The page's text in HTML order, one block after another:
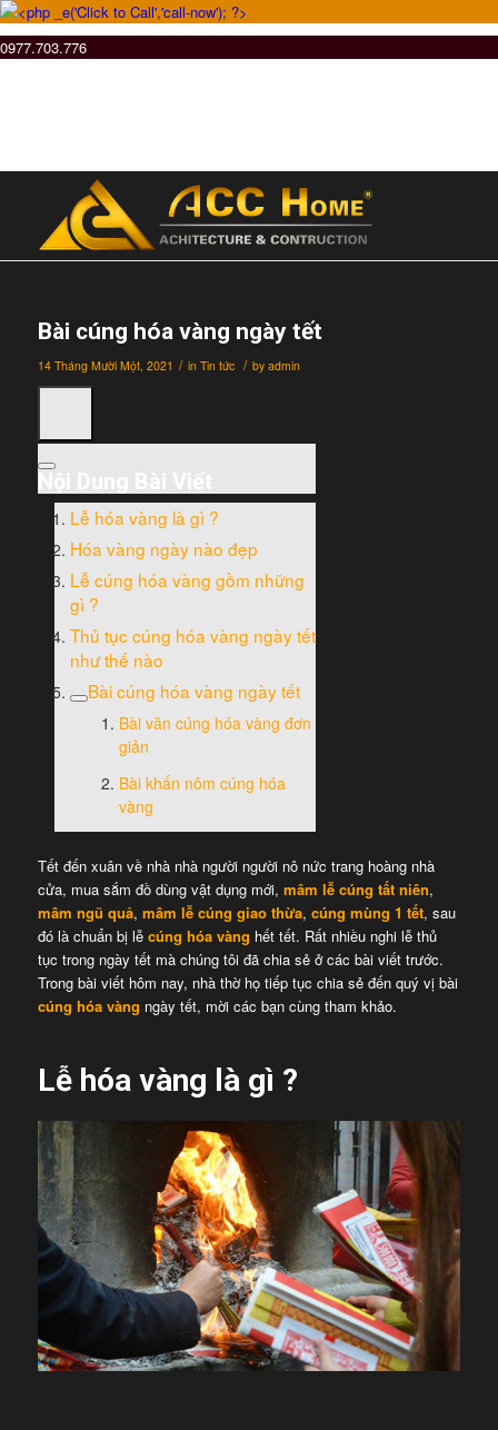
0977.703.776
Bài cúng hóa vàng ngày tết
14 Tháng Mười Một, 2021 / in Tin tức / by admin
Lễ hóa vàng là gì ?
Hóa vàng ngày nào đẹp
Lễ cúng hóa vàng gồm những
gì ?
Thủ tục cúng hóa vàng ngày tết
như thế nào
Bài cúng hóa vàng ngày tết
Bài văn cúng hóa vàng đơn
giản
Bài khấn nôm cúng hóa
vàng
Tết đến xuân về nhà nhà người người nô nức trang hoàng nhà
cửa, mua sắm đồ dùng vật dụng mới, mâm lễ cúng tất niên,
mâm ngũ quả, mâm lễ cúng giao thừa, cúng mùng 1 tết, sau
đó là chuẩn bị lễ cúng hóa vàng hết tết. Rất nhiều nghi lễ thủ
tục trong ngày tết mà chúng tôi đã chia sẻ ở các bài viết trước.
Trong bài viết hôm nay, nhà thờ họ tiếp tục chia sẻ đến quý vị bài
cúng hóa vàng ngày tết, mời các bạn cùng tham khảo.
Lễ hóa vàng là gì ?